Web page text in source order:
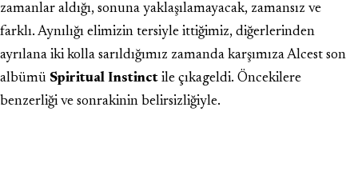
zamanlar aldığı, sonuna yaklaşılamayacak, zamansız ve
farklı. Aynılığı elimizin tersiyle ittiğimiz, diğerlerinden
ayrılana iki kolla sarıldığımız zamanda karşımıza Alcest son
albümü Spiritual Instinct ile çıkageldi. Öncekilere
benzerliği ve sonrakinin belirsizliğiyle.